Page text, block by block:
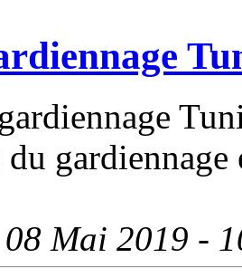
gardiennage
Mai 2019 -